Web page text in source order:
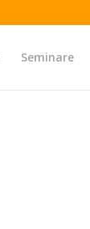
Seminare